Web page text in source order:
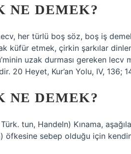
NE DEMEK?
her türlü boş söz, boş iş
küfür etmek, çirkin şarkılar
uzak durması gereken lecv
20 Heyet, Kur’an Yolu, IV, 136;
NE DEMEK?
tun, Handeln) Kınama,
öfkesine sebep olduğu için